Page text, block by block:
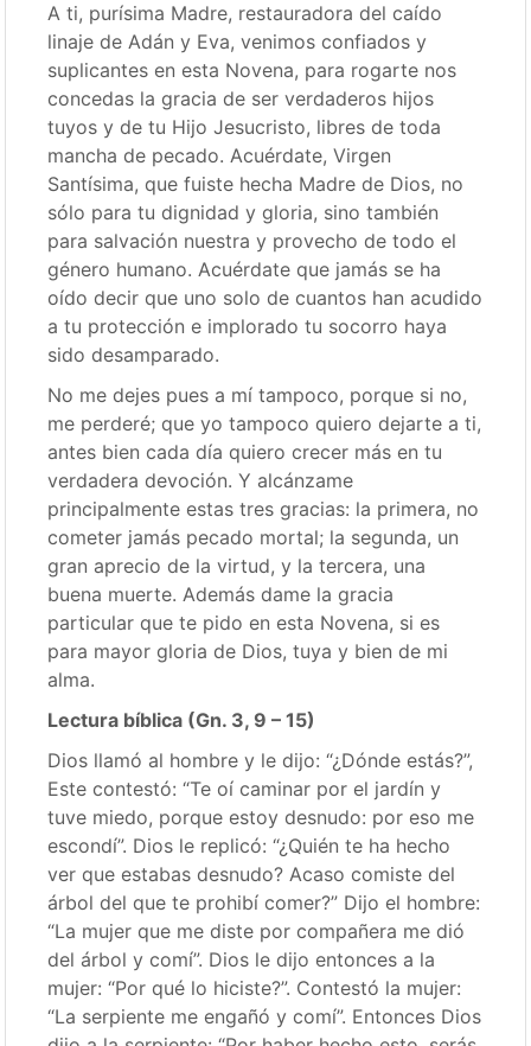
A ti, purísima Madre, restauradora del caído
linaje de Adán y Eva, venimos confiados y
suplicantes en esta Novena, para rogarte nos
concedas la gracia de ser verdaderos hijos
tuyos y de tu Hijo Jesucristo, libres de toda
mancha de pecado. Acuérdate, Virgen
Santísima, que fuiste hecha Madre de Dios, no
sólo para tu dignidad y gloria, sino también
para salvación nuestra y provecho de todo el
género humano. Acuérdate que jamás se ha
oído decir que uno solo de cuantos han acudido
a tu protección e implorado tu socorro haya
sido desamparado.
No me dejes pues a mí tampoco, porque si no,
me perderé; que yo tampoco quiero dejarte a ti,
antes bien cada día quiero crecer más en tu
verdadera devoción. Y alcánzame
principalmente estas tres gracias: la primera, no
cometer jamás pecado mortal; la segunda, un
gran aprecio de la virtud, y la tercera, una
buena muerte. Además dame la gracia
particular que te pido en esta Novena, si es
para mayor gloria de Dios, tuya y bien de mi
alma.
Lectura bíblica (Gn. 3, 9 – 15)
Dios llamó al hombre y le dijo: “¿Dónde estás?”,
Este contestó: “Te oí caminar por el jardín y
tuve miedo, porque estoy desnudo: por eso me
escondí”. Dios le replicó: “¿Quién te ha hecho
ver que estabas desnudo? Acaso comiste del
árbol del que te prohibí comer?” Dijo el hombre:
“La mujer que me diste por compañera me dió
del árbol y comí”. Dios le dijo entonces a la
mujer: “Por qué lo hiciste?”. Contestó la mujer:
“La serpiente me engañó y comí”. Entonces Dios